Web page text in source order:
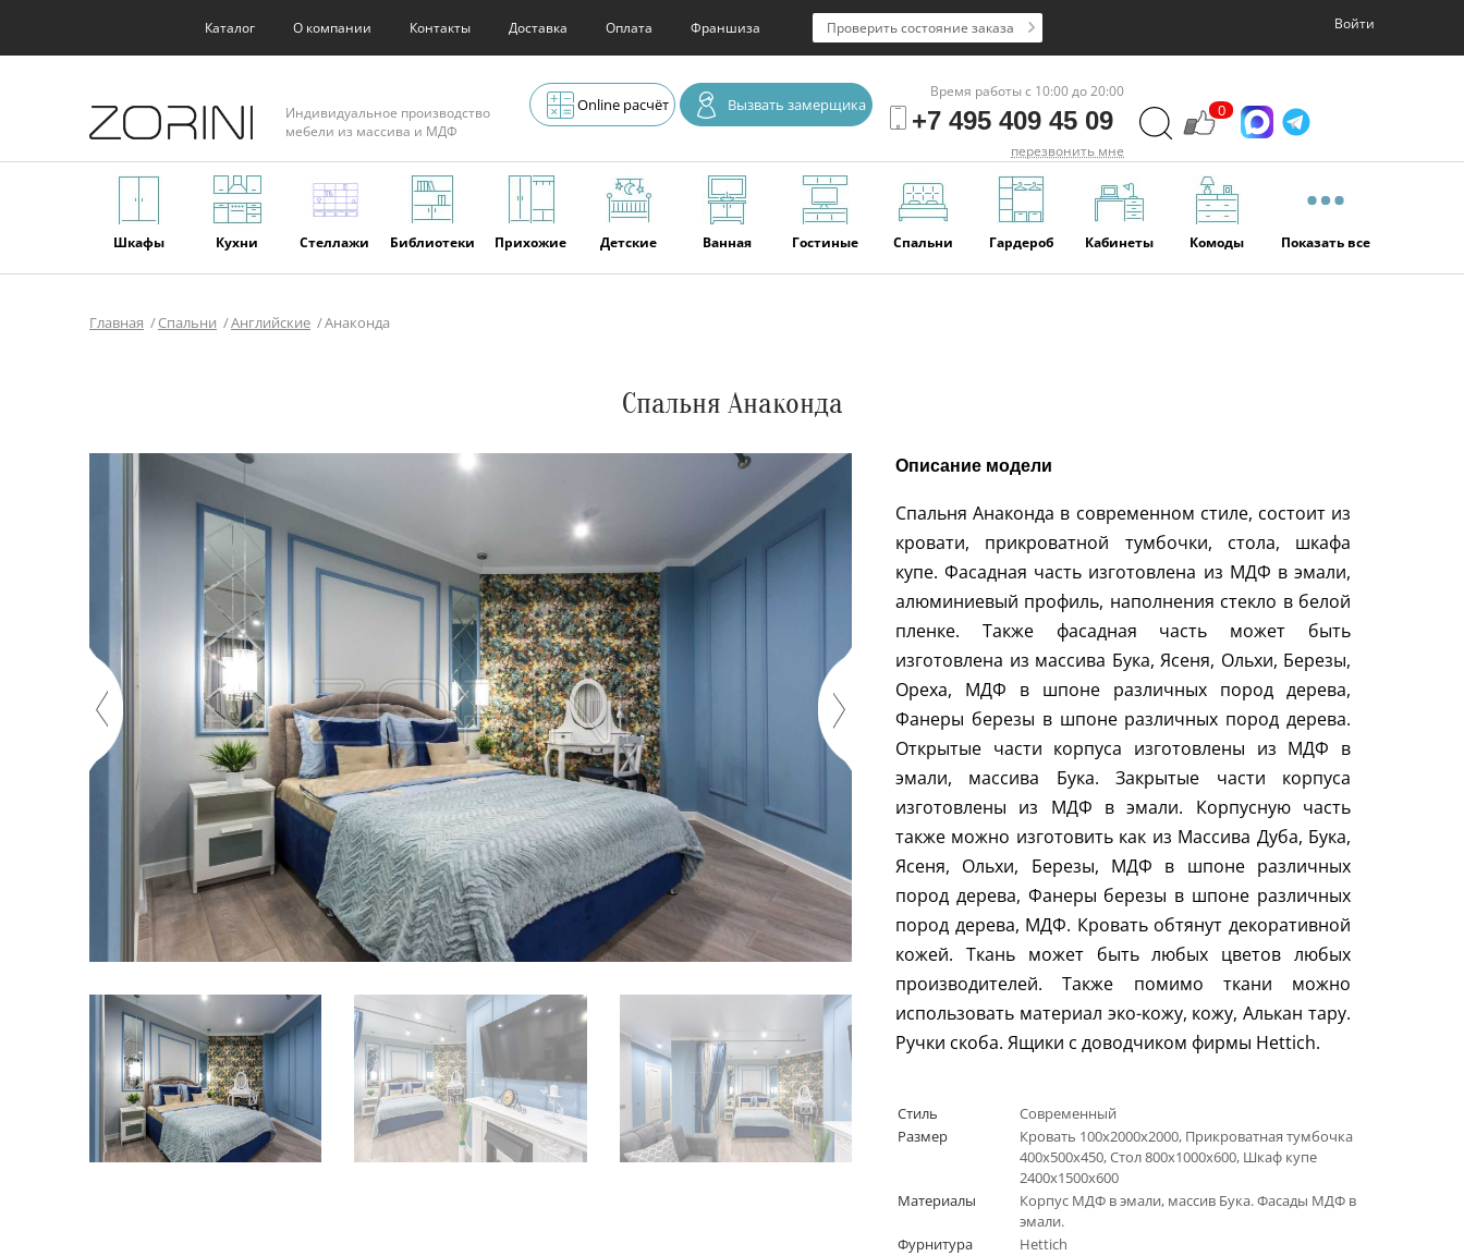
Каталог О компании Контакты Доставка Оплата Франшиза Войти
Проверить состояние заказа
Индивидуальное производство
мебели из массива и МДФ
Online расчёт Вызвать замерщика
Время работы с 10:00 до 20:00
+7 495 409 45 09
перезвонить мне
0
Шкафы Кухни Стеллажи Библиотеки Прихожие Детские Ванная Гостиные Спальни Гардероб Кабинеты Комоды Показать все
Главная Спальни Английские Анаконда
Спальня Анаконда
Описание модели
Спальня Анаконда в современном стиле, состоит из
кровати, прикроватной тумбочки, стола, шкафа
купе. Фасадная часть изготовлена из МДФ в эмали,
алюминиевый профиль, наполнения стекло в белой
пленке. Также фасадная часть может быть
изготовлена из массива Бука, Ясеня, Ольхи, Березы,
Ореха, МДФ в шпоне различных пород дерева,
Фанеры березы в шпоне различных пород дерева.
Открытые части корпуса изготовлены из МДФ в
эмали, массива Бука. Закрытые части корпуса
изготовлены из МДФ в эмали. Корпусную часть
также можно изготовить как из Массива Дуба, Бука,
Ясеня, Ольхи, Березы, МДФ в шпоне различных
пород дерева, Фанеры березы в шпоне различных
пород дерева, МДФ. Кровать обтянут декоративной
кожей. Ткань может быть любых цветов любых
производителей. Также помимо ткани можно
использовать материал эко-кожу, кожу, Алькан тару.
Ручки скоба. Ящики с доводчиком фирмы Hettich.
Стиль
Современный
Размер
Кровать 100х2000х2000, Прикроватная тумбочка
400х500х450, Стол 800х1000х600, Шкаф купе
2400х1500х600
Материалы
Корпус МДФ в эмали, массив Бука. Фасады МДФ в
эмали.
Фурнитура
Hettich